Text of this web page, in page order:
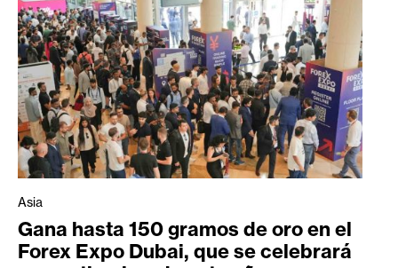
Asia
Gana hasta 150 gramos de oro en el
Forex Expo Dubai, que se celebrará